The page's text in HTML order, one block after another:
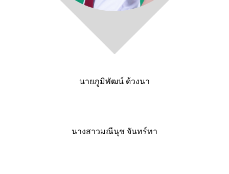
นายภูมิพัฒน์ ด้วงนา
นางสาวมณีนุช จันทร์ทา